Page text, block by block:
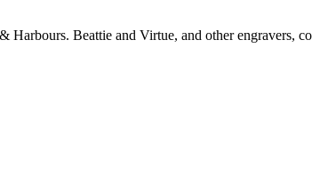
Beattie and Virtue, and other engravers,